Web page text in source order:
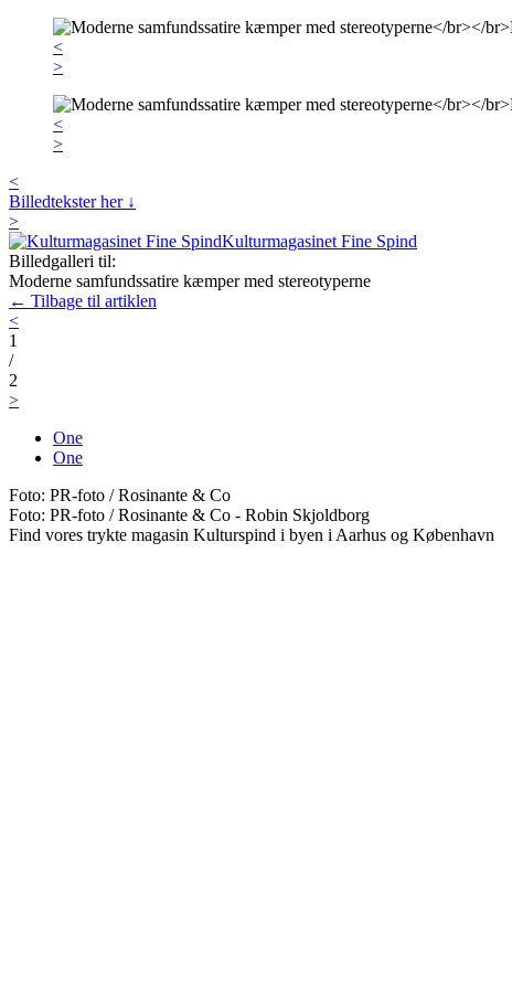
<
>
<
>
<
Billedtekster her ↓
>
Kulturmagasinet Fine Spind
Billedgalleri til:
Moderne samfundssatire kæmper med stereotyperne
← Tilbage til artiklen
<
1
/
2
>
One
One
Foto: PR-foto / Rosinante & Co
Foto: PR-foto / Rosinante & Co - Robin Skjoldborg
Find vores trykte magasin Kulturspind i byen i Aarhus og København